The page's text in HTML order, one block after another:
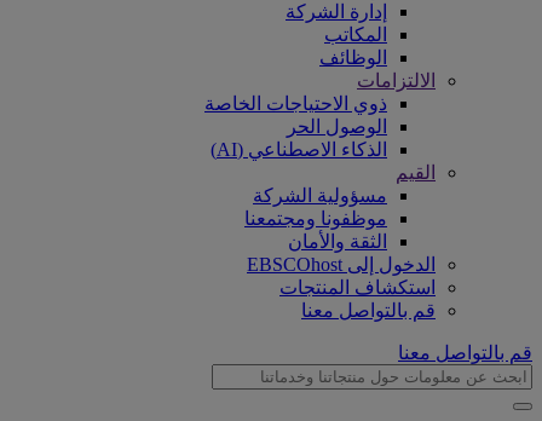
إدارة الشركة
المكاتب
الوظائف
الالتزامات
ذوي الاحتياجات الخاصة
الوصول الحر
الذكاء الاصطناعي (AI)
القيم
مسؤولية الشركة
موظفونا ومجتمعنا
الثقة والأمان
الدخول إلى EBSCOhost
استكشاف المنتجات
قم بالتواصل معنا
قم بالتواصل معنا